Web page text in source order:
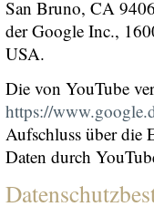
San Bruno, CA
der Google Inc.,
USA.
Die von YouTube
https://
Aufschluss über die
Daten durch